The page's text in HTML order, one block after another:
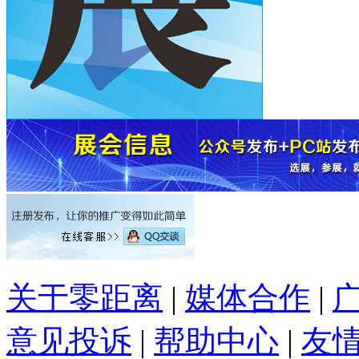
关于零距离 | 媒体合作 |
意见投诉 | 帮助中心 | 友